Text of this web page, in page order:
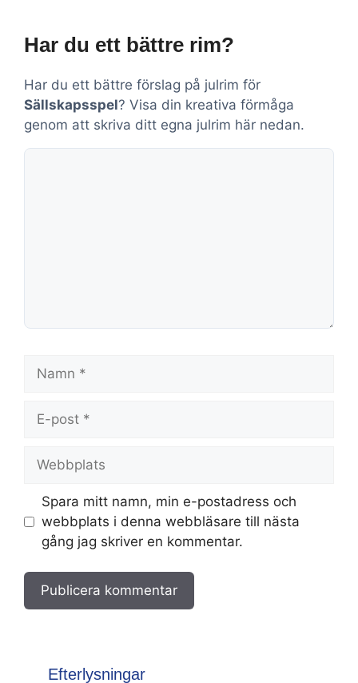
Har du ett bättre rim?
Har du ett bättre förslag på julrim för
Sällskapsspel? Visa din kreativa förmåga
genom att skriva ditt egna julrim här nedan.
Kommentar
post
Spara mitt namn, min e-postadress och
webbplats i denna webbläsare till nästa
gång jag skriver en kommentar.
Efterlysningar